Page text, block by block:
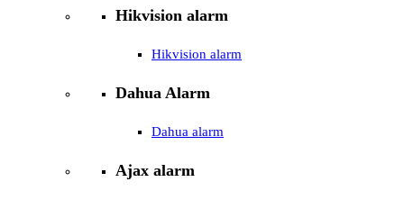
Hikvision alarm
Hikvision alarm
Dahua Alarm
Dahua alarm
Ajax alarm